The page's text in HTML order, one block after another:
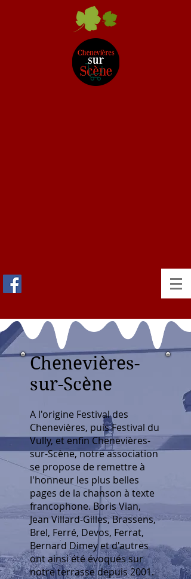
Chenevières-
sur-Scène
A l'origine Festival des
Chenevières, puis Festival du
Vully, et enfin Chenevières-
sur-Scène, notre association
se propose de remettre à
l'honneur les plus belles
pages de la chanson à texte
francophone. Boris Vian,
Jean Villard-Gilles, Brassens,
Brel, Ferré, Devos, Ferrat,
Bernard Dimey et d'autres
ont ainsi été évoqués sur
notre terrasse depuis 2001.